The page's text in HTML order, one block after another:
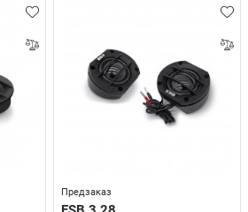
Предзаказ